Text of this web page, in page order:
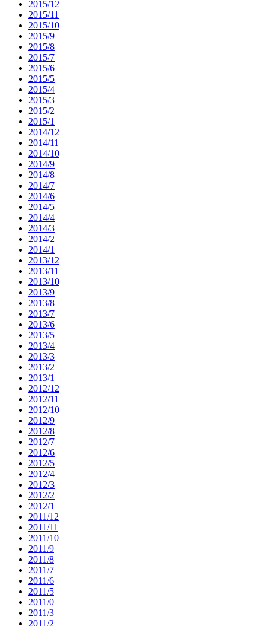
2015/12
2015/11
2015/10
2015/9
2015/8
2015/7
2015/6
2015/5
2015/4
2015/3
2015/2
2015/1
2014/12
2014/11
2014/10
2014/9
2014/8
2014/7
2014/6
2014/5
2014/4
2014/3
2014/2
2014/1
2013/12
2013/11
2013/10
2013/9
2013/8
2013/7
2013/6
2013/5
2013/4
2013/3
2013/2
2013/1
2012/12
2012/11
2012/10
2012/9
2012/8
2012/7
2012/6
2012/5
2012/4
2012/3
2012/2
2012/1
2011/12
2011/11
2011/10
2011/9
2011/8
2011/7
2011/6
2011/5
2011/0
2011/3
2011/2